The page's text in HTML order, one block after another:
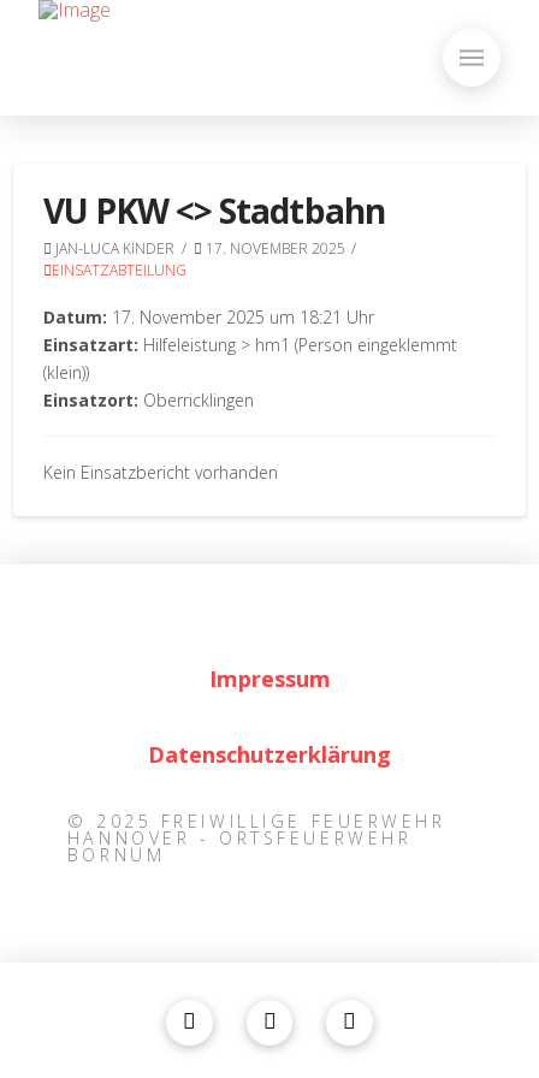
VU PKW <> Stadtbahn
JAN-LUCA KINDER
17. NOVEMBER 2025
EINSATZABTEILUNG
Datum: 17. November 2025 um 18:21 Uhr
Einsatzart: Hilfeleistung > hm1 (Person eingeklemmt
(klein))
Einsatzort: Oberricklingen
Kein Einsatzbericht vorhanden
Impressum
Datenschutzerklärung
© 2025 FREIWILLIGE FEUERWEHR
HANNOVER - ORTSFEUERWEHR
BORNUM